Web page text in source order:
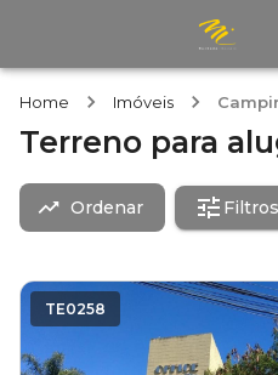
Home Imóveis
Terreno para
Ordenar Filtros
TE0258